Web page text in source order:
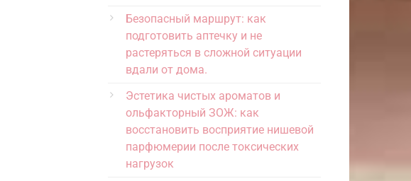
Безопасный маршрут: как
подготовить аптечку и не
растеряться в сложной ситуации
вдали от дома.
Эстетика чистых ароматов и
ольфакторный ЗОЖ: как
восстановить восприятие нишевой
парфюмерии после токсических
нагрузок